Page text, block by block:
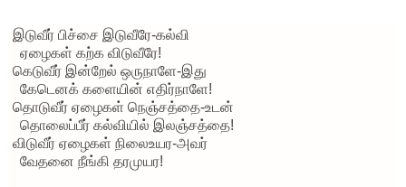
இடுவீர் பிச்சை இடுவீரே-கல்வி
ஏழைகள் கற்க விடுவீரே!
கெடுவீர் இன்றேல் ஒருநாளே-இது
கேடெனக் களையின் எதிர்நாளே!
தொடுவீர் ஏழைகள் நெஞ்சத்தை-உடன்
தொலைப்பீர் கல்வியில் இலஞ்சத்தை!
விடுவீர் ஏழைகள் நிலைஉயர-அவர்
வேதனை நீங்கி தரமுயர!